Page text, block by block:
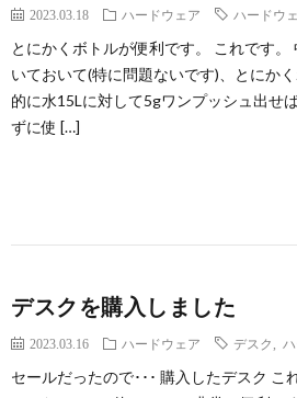
2023.03.18 ハードウェア ハードウ
とにかくボトルが便利です。 これです
いておいて(特に問題ないです)、とにか
的に水15Lに対して5gワンプッシュ出せ
ずに使 […]
デスクを購入しました
2023.03.16 ハードウェア デスク
セールだったので･･･ 購入したデスク こ